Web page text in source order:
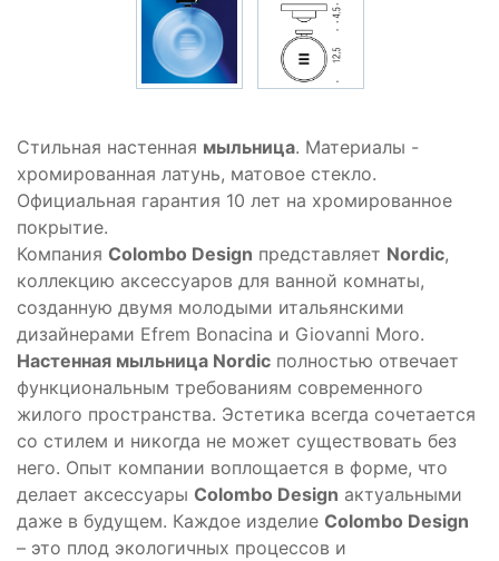
Стильная настенная мыльница. Материалы -
хромированная латунь, матовое стекло.
Официальная гарантия 10 лет на хромированное
покрытие.
Компания Colombo Design представляет Nordic,
коллекцию аксессуаров для ванной комнаты,
созданную двумя молодыми итальянскими
дизайнерами Efrem Bonacina и Giovanni Moro.
Настенная мыльница Nordic полностью отвечает
функциональным требованиям современного
жилого пространства. Эстетика всегда сочетается
со стилем и никогда не может существовать без
него. Опыт компании воплощается в форме, что
делает аксессуары Colombo Design актуальными
даже в будущем. Каждое изделие Colombo Design
– это плод экологичных процессов и